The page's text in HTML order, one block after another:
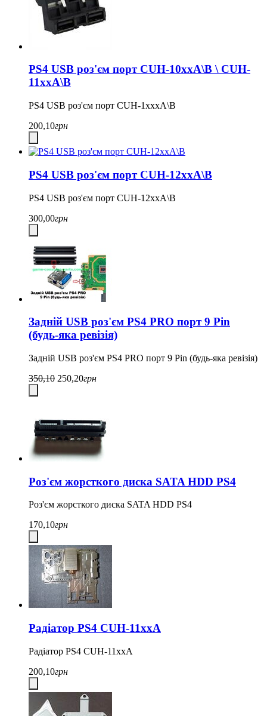
PS4 USB роз'єм порт CUH-10xxA\B \ CUH-
11xxA\B
PS4 USB роз'єм порт CUH-1xxxA\B
200,10грн
PS4 USB роз'єм порт CUH-12xxA\B
PS4 USB роз'єм порт CUH-12xxA\B
300,00грн
Задній USB роз'єм PS4 PRO порт 9 Pin
(будь-яка ревізія)
Задній USB роз'єм PS4 PRO порт 9 Pin (будь-яка ревізія)
350,10 250,20грн
Роз'єм жорсткого диска SATA HDD PS4
Роз'єм жорсткого диска SATA HDD PS4
170,10грн
Радіатор PS4 CUH-11xxA
Радіатор PS4 CUH-11xxA
200,10грн